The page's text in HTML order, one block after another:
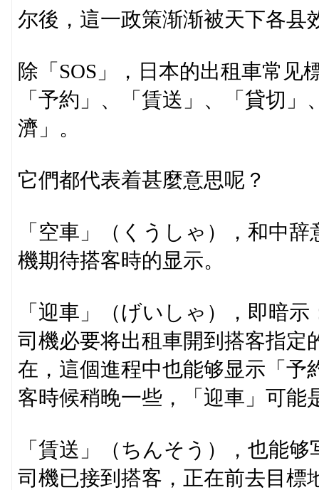
尔後，這一政策渐渐被天下各县
除「SOS」，日本的出租車常见
「予約」、「賃送」、「貸切
濟」。
它們都代表着甚麼意思呢？
「空車」（くうしゃ），和中
機期待搭客時的显示。
「迎車」（げいしゃ），即暗
司機必要将出租車開到搭客指定
在，這個進程中也能够显示「予
客時候稍晚一些，「迎車」可能
「賃送」（ちんそう），也能
司機已接到搭客，正在前去目標